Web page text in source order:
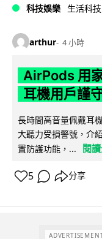
科技娛樂 生活科技
arthur 4 小時
AirPods 用
耳機用戶謹
長時間高音量佩戴耳
大聽力受損警號，介
置防護功能，...
閱
5 分享